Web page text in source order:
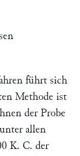
führt sich
Methode ist
der Probe
allen
K. C. der